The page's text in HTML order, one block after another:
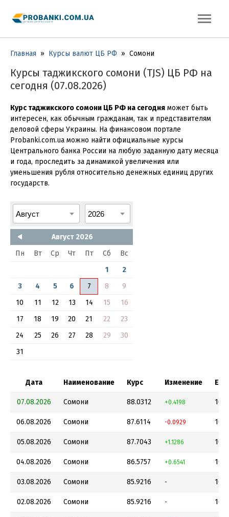
Главная » Курсы валют ЦБ РФ » Сомони
Курсы таджикского сомони (TJS) ЦБ РФ на
сегодня (07.08.2026)
Курс таджикского сомони ЦБ РФ на сегодня может быть
интересен, как обычным гражданам, так и представителям
деловой сферы Украины. На финансовом портале
Probanki.com.ua можно найти официальные курсы
Центрального банка России на любую заданную дату месяца
и года, проследить за динамикой увеличения или
уменьшения рубля относительно денежных единиц других
государств.
Август 2026
Пн
Вт Ср Чт Пт Сб
Вс
1
2
3
4 5 6 7 8
9
10
11 12 13 14 15
16
17
18 19 20 21 22
23
24
25 26 27 28 29
30
31
Дата Наименование Курс Изменение
07.08.2026 Сомони 88.0312 +0.4198 10
06.08.2026 Сомони 87.6114 -0.0929 10
05.08.2026 Сомони 87.7043 +1.1286 10
04.08.2026 Сомони 86.5757 +0.6541 10
03.08.2026 Сомони 85.9216 - 10
02.08.2026 Сомони 85.9216 - 10